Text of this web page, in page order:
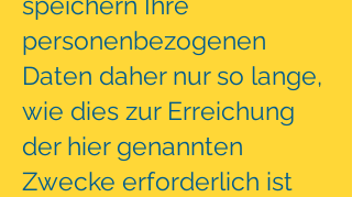
personenbezogenen
Daten daher nur so lange,
wie dies zur Erreichung
der hier genannten
Zwecke erforderlich ist